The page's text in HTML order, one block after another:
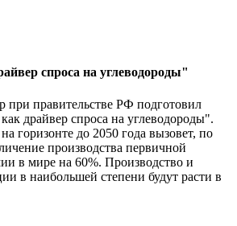
спроса на углеводороды"
при правительстве РФ подготовил
драйвер спроса на углеводороды".
горизонте до 2050 года вызовет, по
производства первичной
в мире на 60%. Производство и
в наибольшей степени будут расти в